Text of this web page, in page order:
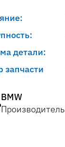
детали:
запчасти
BMW
Производитель